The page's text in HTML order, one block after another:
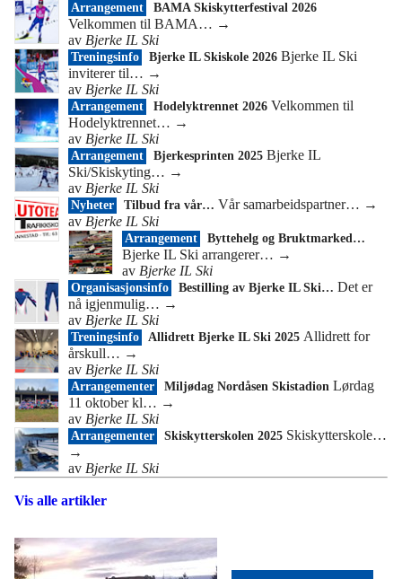
Arrangement BAMA Skiskytterfestival 2026
Velkommen til BAMA… →
av Bjerke IL Ski
Treningsinfo Bjerke IL Skiskole 2026 Bjerke IL Ski
inviterer til… →
av Bjerke IL Ski
Arrangement Hodelyktrennet 2026 Velkommen til
Hodelyktrennet… →
av Bjerke IL Ski
Arrangement Bjerkesprinten 2025 Bjerke IL
Ski/Skiskyting… →
av Bjerke IL Ski
Nyheter Tilbud fra vår… Vår samarbeidspartner… →
av Bjerke IL Ski
Arrangement Byttehelg og Bruktmarked…
Bjerke IL Ski arrangerer… →
av Bjerke IL Ski
Organisasjonsinfo Bestilling av Bjerke IL Ski… Det er
nå igjenmulig… →
av Bjerke IL Ski
Treningsinfo Allidrett Bjerke IL Ski 2025 Allidrett for
årskull… →
av Bjerke IL Ski
Arrangementer Miljødag Nordåsen Skistadion Lørdag
11 oktober kl… →
av Bjerke IL Ski
Arrangementer Skiskytterskolen 2025 Skiskytterskole…
→
av Bjerke IL Ski
Vis alle artikler